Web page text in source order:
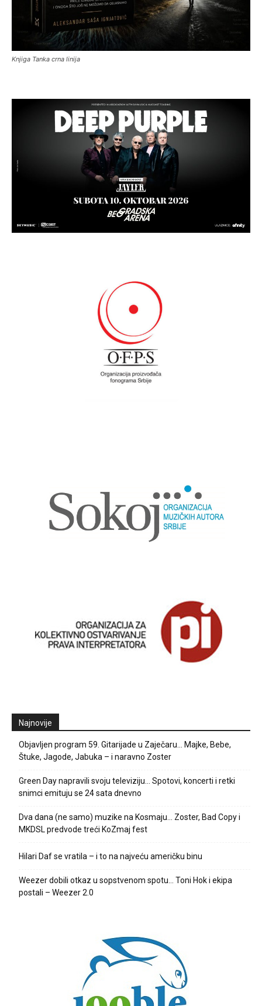
Knjiga Tanka crna linija
Najnovije
Objavljen program 59. Gitarijade u Zaječaru… Majke, Bebe,
Štuke, Jagode, Jabuka – i naravno Zoster
Green Day napravili svoju televiziju… Spotovi, koncerti i retki
snimci emituju se 24 sata dnevno
Dva dana (ne samo) muzike na Kosmaju… Zoster, Bad Copy i
MKDSL predvode treći KoZmaj fest
Hilari Daf se vratila – i to na najveću američku binu
Weezer dobili otkaz u sopstvenom spotu… Toni Hok i ekipa
postali – Weezer 2.0